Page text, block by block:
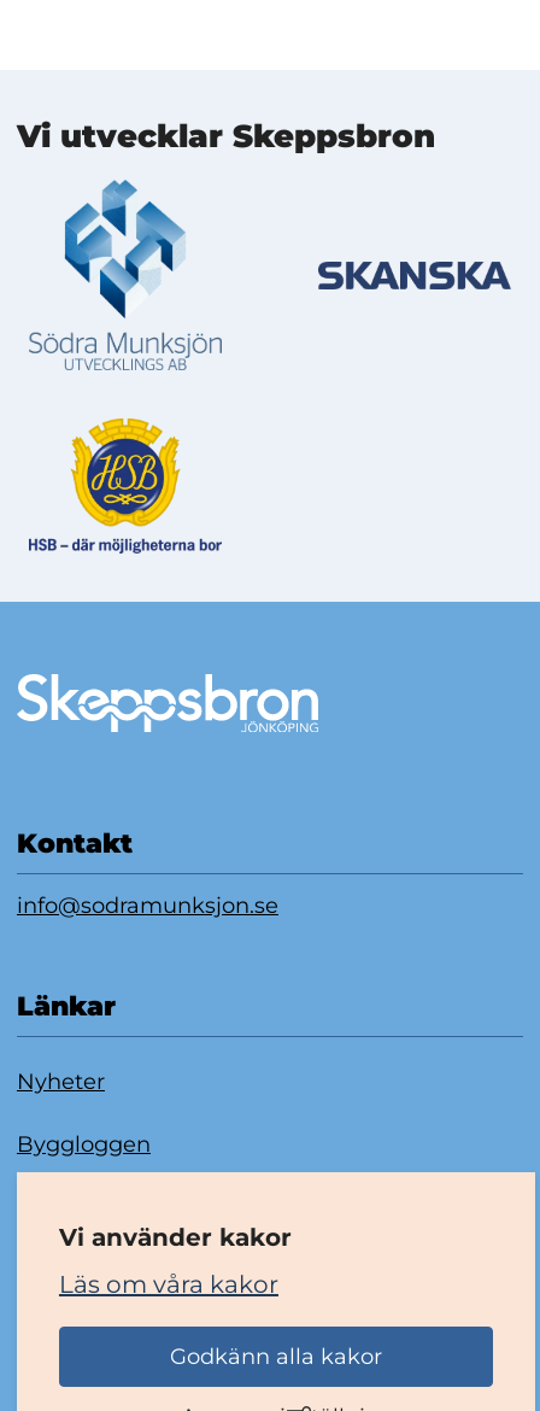
Vi använder kakor
Läs om våra kakor
Godkänn alla kakor
Mer information
Vi utvecklar Skeppsbron
Kontakt
info@sodramunksjon.se
Länkar
Nyheter
Byggloggen
Tillgänglighetsredogörelse